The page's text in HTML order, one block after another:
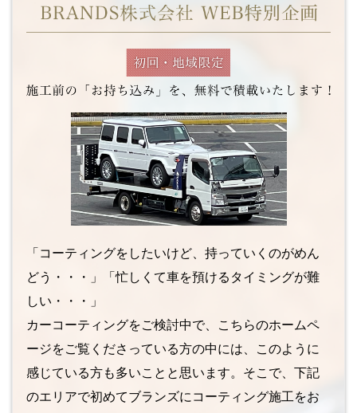
「コーティングをしたいけど、持っていくのがめん
どう・・・」「忙しくて車を預けるタイミングが難
しい・・・」
カーコーティングをご検討中で、こちらのホームペ
ージをご覧くださっている方の中には、このように
感じている方も多いことと思います。そこで、下記
のエリアで初めてブランズにコーティング施工をお